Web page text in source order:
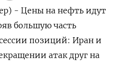
- Цены на нефть идут
большую часть
позиций: Иран и
атак друг ‌на